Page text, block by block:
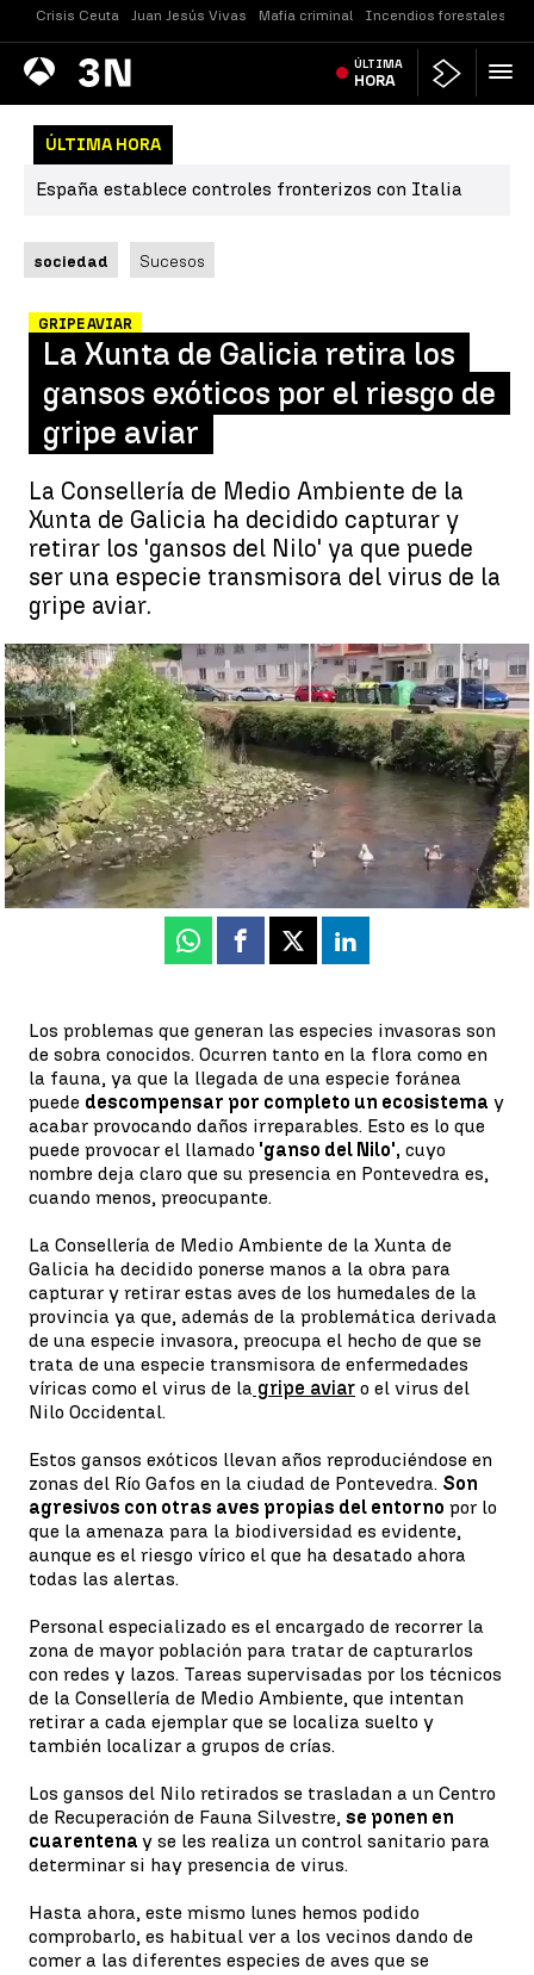
Crisis Ceuta Juan Jesús Vivas Mafia criminal Incendios forestales
Antena
3 Noticias ÚLTIMA
HORA
ÚLTIMA HORA
España establece controles fronterizos con Italia
sociedad Sucesos
GRIPE AVIAR
La Xunta de Galicia retira los
gansos exóticos por el riesgo de
gripe aviar
La Consellería de Medio Ambiente de la
Xunta de Galicia ha decidido capturar y
retirar los 'gansos del Nilo' ya que puede
ser una especie transmisora del virus de la
gripe aviar.
La Xunta de Galicia retira los gansos exóticos por el riesgo de
gripe aviar |La Xunta de Galicia retira los gansos exóticos por el
riesgo de gripe aviar
Antena 3 Galicia
Publicado:02 de mayo de 2022, 13:10
Whatsapp
Facebook
X Linkedin
Los problemas que generan las especies invasoras son
de sobra conocidos. Ocurren tanto en la flora como en
la fauna, ya que la llegada de una especie foránea
puede descompensar por completo un ecosistema y
acabar provocando daños irreparables. Esto es lo que
puede provocar el llamado 'ganso del Nilo', cuyo
nombre deja claro que su presencia en Pontevedra es,
cuando menos, preocupante.
La Consellería de Medio Ambiente de la Xunta de
Galicia ha decidido ponerse manos a la obra para
capturar y retirar estas aves de los humedales de la
provincia ya que, además de la problemática derivada
de una especie invasora, preocupa el hecho de que se
trata de una especie transmisora de enfermedades
víricas como el virus de la gripe aviar o el virus del
Nilo Occidental.
Estos gansos exóticos llevan años reproduciéndose en
zonas del Río Gafos en la ciudad de Pontevedra. Son
agresivos con otras aves propias del entorno por lo
que la amenaza para la biodiversidad es evidente,
aunque es el riesgo vírico el que ha desatado ahora
todas las alertas.
Personal especializado es el encargado de recorrer la
zona de mayor población para tratar de capturarlos
con redes y lazos. Tareas supervisadas por los técnicos
de la Consellería de Medio Ambiente, que intentan
retirar a cada ejemplar que se localiza suelto y
también localizar a grupos de crías.
Los gansos del Nilo retirados se trasladan a un Centro
de Recuperación de Fauna Silvestre, se ponen en
cuarentena y se les realiza un control sanitario para
determinar si hay presencia de virus.
Hasta ahora, este mismo lunes hemos podido
comprobarlo, es habitual ver a los vecinos dando de
comer a las diferentes especies de aves que se